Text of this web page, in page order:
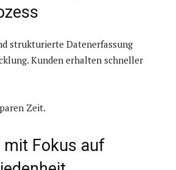
strukturierte Datenerfassung
Kunden erhalten schneller
Zeit.
Fokus auf